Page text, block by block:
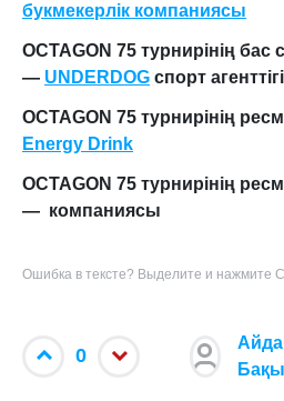
букмекерлік компаниясы
OCTAGON 75 турнирінің бас
— UNDERDOG спорт агенттігі
OCTAGON 75 турнирінің
Energy Drink
OCTAGON 75 турнирінің
— компаниясы
Ошибка в тексте? Выделите и нажмите
0